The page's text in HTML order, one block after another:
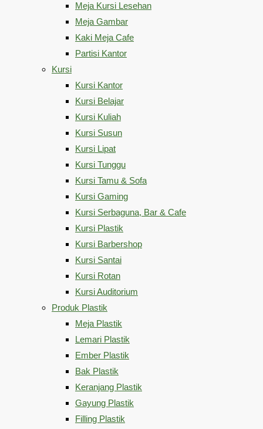
Meja Kursi Lesehan
Meja Gambar
Kaki Meja Cafe
Partisi Kantor
Kursi
Kursi Kantor
Kursi Belajar
Kursi Kuliah
Kursi Susun
Kursi Lipat
Kursi Tunggu
Kursi Tamu & Sofa
Kursi Gaming
Kursi Serbaguna, Bar & Cafe
Kursi Plastik
Kursi Barbershop
Kursi Santai
Kursi Rotan
Kursi Auditorium
Produk Plastik
Meja Plastik
Lemari Plastik
Ember Plastik
Bak Plastik
Keranjang Plastik
Gayung Plastik
Filling Plastik